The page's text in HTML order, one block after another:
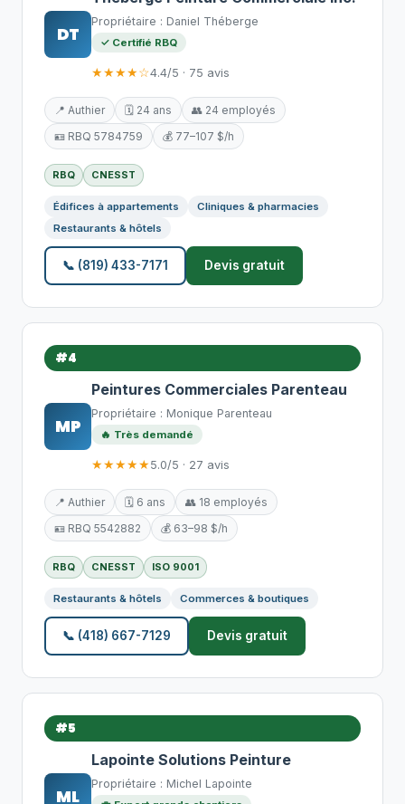
DT
Propriétaire : Daniel Théberge
✓ Certifié RBQ
★★★★☆4.4/5 · 75 avis
📍 Authier 🗓️ 24 ans
👥 24 employés
🪪 RBQ 5784759
💰 77–107 $/h
RBQ CNESST
Édifices à appartements
Cliniques & pharmacies
Restaurants & hôtels
📞 (819) 433-7171 Devis gratuit
#4
MP
Peintures Commerciales Parenteau
Propriétaire : Monique Parenteau
🔥 Très demandé
★★★★★5.0/5 · 27 avis
📍 Authier 🗓️ 6 ans
👥 18 employés
🪪 RBQ 5542882
💰 63–98 $/h
RBQ CNESST ISO 9001
Restaurants & hôtels Commerces & boutiques
📞 (418) 667-7129 Devis gratuit
#5
ML
Lapointe Solutions Peinture
Propriétaire : Michel Lapointe